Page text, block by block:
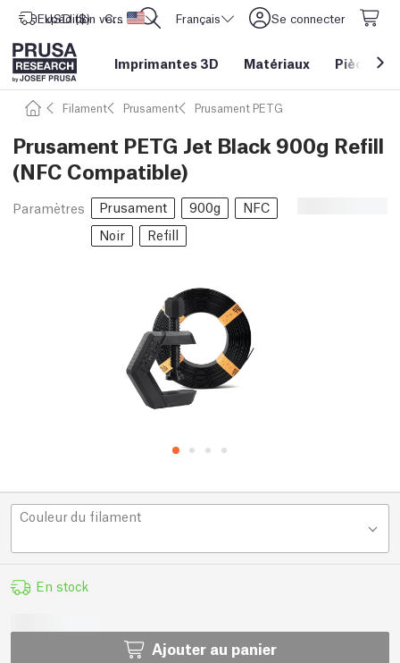
Expédition vers Etats-Unis d'Amérique
USD ($) CORE One L: Maintenant en stock ! Français Se connecter
Imprimantes 3D Matériaux Pièces&
Filament Prusament Prusament PETG
Prusament PETG Jet Black 900g Refill
(NFC Compatible)
Paramètres Prusament 900g
NFC
Noir
Refill
Couleur du filament
En stock
Ajouter au panier